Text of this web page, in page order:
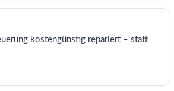
kostengünstig repariert – statt